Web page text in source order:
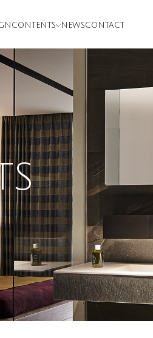
CONTENTS NEWSCONTACT